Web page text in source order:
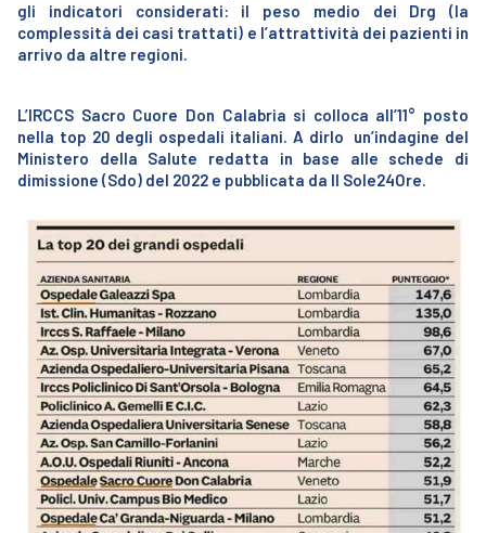
gli indicatori considerati: il peso medio dei Drg (la
complessità dei casi trattati) e l’attrattività dei pazienti in
arrivo da altre regioni.
L’IRCCS Sacro Cuore Don Calabria si colloca all’11° posto
nella top 20 degli ospedali italiani. A dirlo un’indagine del
Ministero della Salute redatta in base alle schede di
dimissione (Sdo) del 2022 e pubblicata da Il Sole24Ore.